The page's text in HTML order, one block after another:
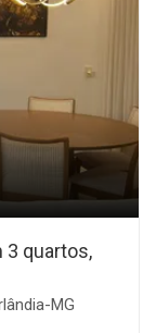
3 quartos,
MG